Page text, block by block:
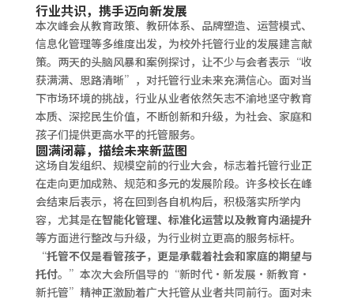
行业共识，携手迈向新发展
本次峰会从教育政策、教研体系、品牌塑造、运营模式、
信息化管理等多维度出发，为校外托管行业的发展建言献
策。两天的头脑风暴和案例探讨，让不少与会者表示“收
获满满、思路清晰”，对托管行业未来充满信心。面对当
下市场环境的挑战，行业从业者依然矢志不渝地坚守教育
本质、深挖民生价值，不断创新和升级，为社会、家庭和
孩子们提供更高水平的托管服务。
圆满闭幕，描绘未来新蓝图
这场自发组织、规模空前的行业大会，标志着托管行业正
在走向更加成熟、规范和多元的发展阶段。许多校长在峰
会结束后表示，将在回到各自机构后，积极落实所学内
容，尤其是在智能化管理、标准化运营以及教育内涵提升
等方面进行整改与升级，为行业树立更高的服务标杆。
“托管不仅是看管孩子，更是承载着社会和家庭的期望与
托付。”本次大会所倡导的“新时代·新发展·新教育·
新托管”精神正激励着广大托管从业者共同前行。面对未